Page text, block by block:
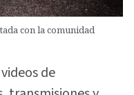
con la comunidad
de